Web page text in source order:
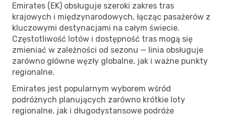
Emirates (EK) obsługuje szeroki zakres tras
krajowych i międzynarodowych, łącząc pasażerów z
kluczowymi destynacjami na całym świecie.
Częstotliwość lotów i dostępność tras mogą się
zmieniać w zależności od sezonu — linia obsługuje
zarówno główne węzły globalne, jak i ważne punkty
regionalne.
Emirates jest popularnym wyborem wśród
podróżnych planujących zarówno krótkie loty
regionalne, jak i długodystansowe podróże